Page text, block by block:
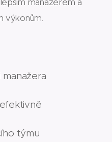
výkonům.
týmu